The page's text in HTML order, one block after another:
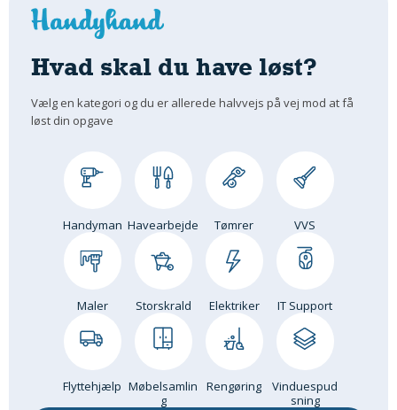
Hvad skal du have løst?
Vælg en kategori og du er allerede halvvejs på vej mod at få
løst din opgave
Handyman Havearbejde Tømrer VVS
Maler Storskrald Elektriker IT Support
Flyttehjælp Møbelsamlin
g
Rengøring
Vinduespud
sning